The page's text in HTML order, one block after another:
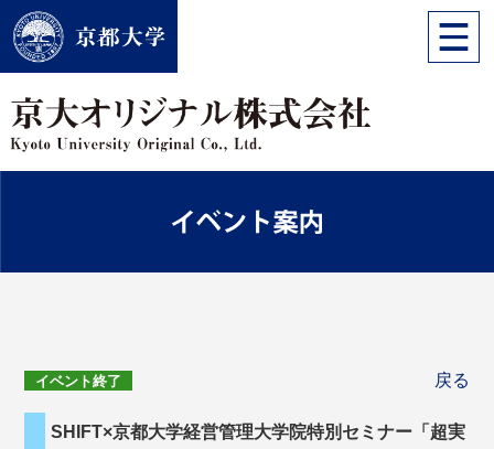
イベント終了 戻る
SHIFT×京都大学経営管理大学院特別セミナー「超実